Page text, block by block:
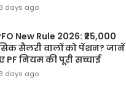
3 days ago
New Rule 2026: ₹25,000
सैलरी वालों को पेंशन? जानें
PF नियम की पूरी सच्चाई
3 days ago